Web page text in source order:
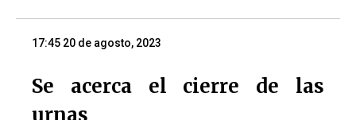
17:45 20 de agosto, 2023
Se acerca el cierre de las
urnas